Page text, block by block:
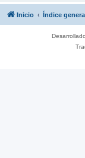
Inicio Índice